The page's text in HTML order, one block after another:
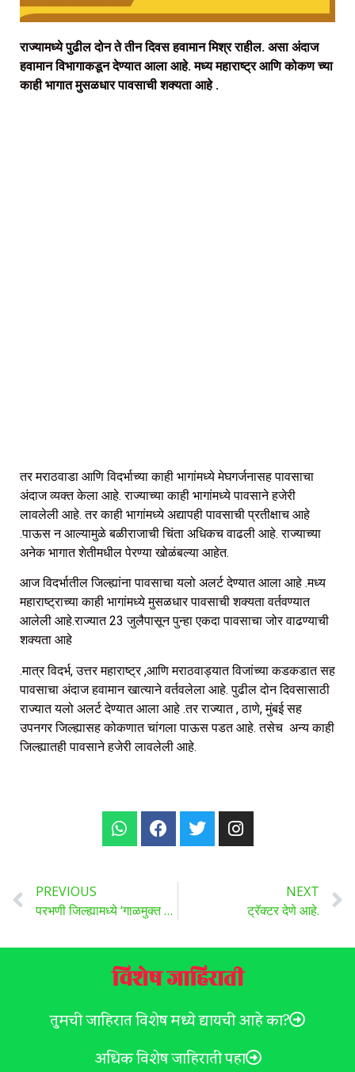
राज्यामध्ये पुढील दोन ते तीन दिवस हवामान मिश्र राहील. असा अंदाज
हवामान विभागाकडून देण्यात आला आहे. मध्य महाराष्ट्र आणि कोकण च्या
काही भागात मुसळधार पावसाची शक्यता आहे .
तर मराठवाडा आणि विदर्भाच्या काही भागांमध्ये मेघगर्जनासह पावसाचा
अंदाज व्यक्त केला आहे. राज्याच्या काही भागांमध्ये पावसाने हजेरी
लावलेली आहे. तर काही भागांमध्ये अद्यापही पावसाची प्रतीक्षाच आहे
.पाऊस न आल्यामुळे बळीराजाची चिंता अधिकच वाढली आहे. राज्याच्या
अनेक भागात शेतीमधील पेरण्या खोळंबल्या आहेत.
आज विदर्भातील जिल्ह्यांना पावसाचा यलो अलर्ट देण्यात आला आहे .मध्य
महाराष्ट्राच्या काही भागांमध्ये मुसळधार पावसाची शक्यता वर्तवण्यात
आलेली आहे.राज्यात 23 जुलैपासून पुन्हा एकदा पावसाचा जोर वाढण्याची
शक्यता आहे
.मात्र विदर्भ, उत्तर महाराष्ट्र ,आणि मराठवाड्यात विजांच्या कडकडात सह
पावसाचा अंदाज हवामान खात्याने वर्तवलेला आहे. पुढील दोन दिवसासाठी
राज्यात यलो अलर्ट देण्यात आला आहे .तर राज्यात , ठाणे, मुंबई सह
उपनगर जिल्ह्यासह कोकणात चांगला पाऊस पडत आहे. तसेच अन्य काही
जिल्ह्यातही पावसाने हजेरी लावलेली आहे.
PREVIOUS
परभणी जिल्ह्यामध्ये ‘गाळमुक्त धरण’ योजनेअंतर्गत २.९५ लाख घनमीटर गाळ उपसा….
NEXT
ट्रॅक्टर देणे आहे.
विशेष जाहिराती
तुमची जाहिरात विशेष मध्ये द्यायची आहे का?
अधिक विशेष जाहिराती पहा